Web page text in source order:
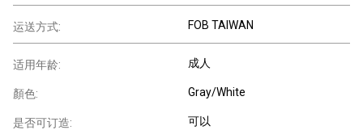
运送方式: FOB TAIWAN
适用年龄: 成人
顏色: Gray/White
是否可订造: 可以